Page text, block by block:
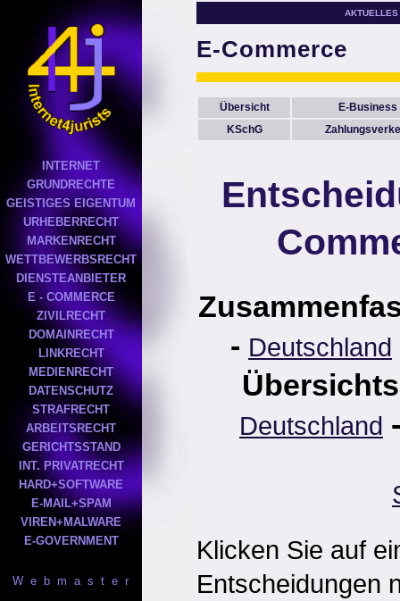
INTERNET
GRUNDRECHTE
GEISTIGES EIGENTUM
URHEBERRECHT
MARKENRECHT
WETTBEWERBSRECHT
DIENSTEANBIETER
E - COMMERCE
ZIVILRECHT
DOMAINRECHT
LINKRECHT
MEDIENRECHT
DATENSCHUTZ
STRAFRECHT
ARBEITSRECHT
GERICHTSSTAND
INT. PRIVATRECHT
HARD+SOFTWARE
E-MAIL+SPAM
VIREN+MALWARE
E-GOVERNMENT
W e b m a s t e r
AKTUELLES
E-Commerce
Übersicht
E-Business
KSchG
- Deutschland
Deutschland
Klicken Sie auf
Entscheidungen